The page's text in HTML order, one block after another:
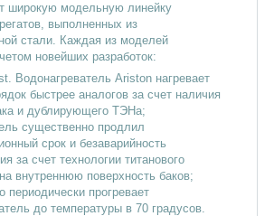
10л Водонагреватели 15л
30л Водонагреватели 50л
80л Водонагреватели 100л
150л Водонагреватели 200л
300л
широкую модельную линейку
выполненных из
стали. Каждая из моделей
новейших разработок:
Водонагреватель Ariston нагревает
быстрее аналогов за счет наличия
и дублирующего ТЭНа;
существенно продлил
срок и безаварийность
за счет технологии титанового
внутреннюю поверхность баков;
периодически прогревает
до температуры в 70 градусов.